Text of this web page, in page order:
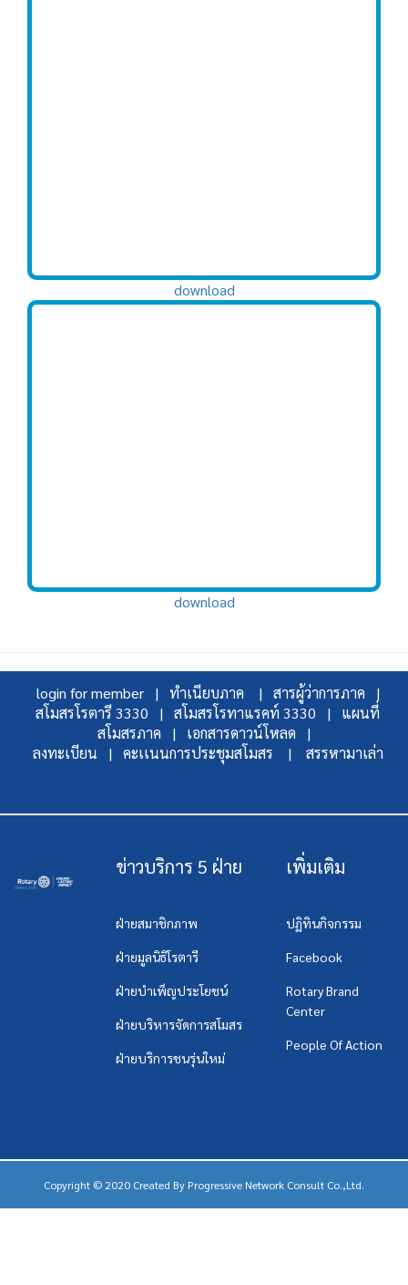
download
download
login for member | ทำเนียบภาค |
สารผู้ว่าการภาค |
สโมสรโรตารี 3330 |
สโมสรโรทาแรคท์ 3330 |
แผนที่
สโมสรภาค |
เอกสารดาวน์โหลด |
ลงทะเบียน |
คะเเนนการประชุมสโมสร | สรรหามาเล่า
ข่าวบริการ 5 ฝ่าย
ฝ่ายสมาชิกภาพ
ฝ่ายมูลนิธิโรตารี
ฝ่ายบำเพ็ญประโยชน์
ฝ่ายบริหารจัดการสโมสร
ฝ่ายบริการชนรุ่นใหม่
เพิ่มเติม
ปฏิทินกิจกรรม
Facebook
Rotary Brand
Center
People Of Action
Copyright © 2020 Created By Progressive Network Consult Co.,Ltd.